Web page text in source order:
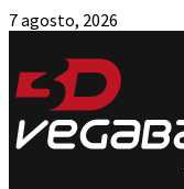
7 agosto, 2026